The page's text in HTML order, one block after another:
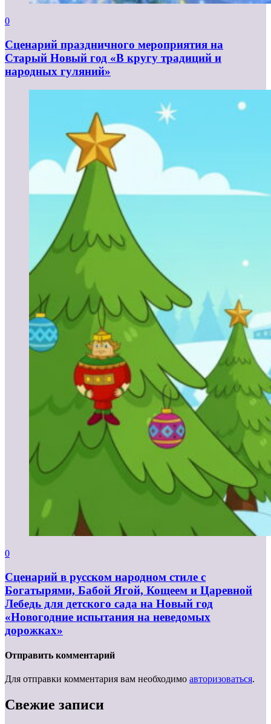
0
Сценарий праздничного мероприятия на
Старый Новый год «В кругу традиций и
народных гуляний»
0
Сценарий в русском народном стиле с
Богатырями, Бабой Ягой, Кощеем и Царевной
Лебедь для детского сада на Новый год
«Новогодние испытания на неведомых
дорожках»
Отправить комментарий
Для отправки комментария вам необходимо авторизоваться.
Свежие записи